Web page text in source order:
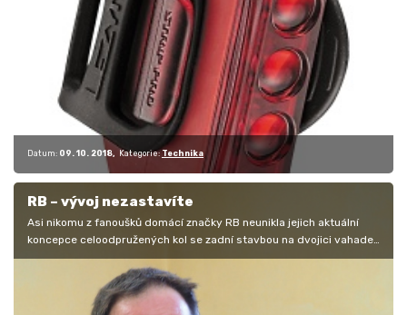
Datum: 09. 10. 2018 Kategorie: Technika
RB – vývoj nezastavíte
Asi nikomu z fanoušků domácí značky RB neunikla jejich aktuální
koncepce celoodpružených kol se zadní stavbou na dvojici vahadel,
která se…